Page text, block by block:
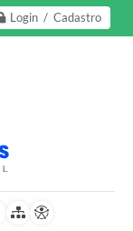
Login / Cadastro